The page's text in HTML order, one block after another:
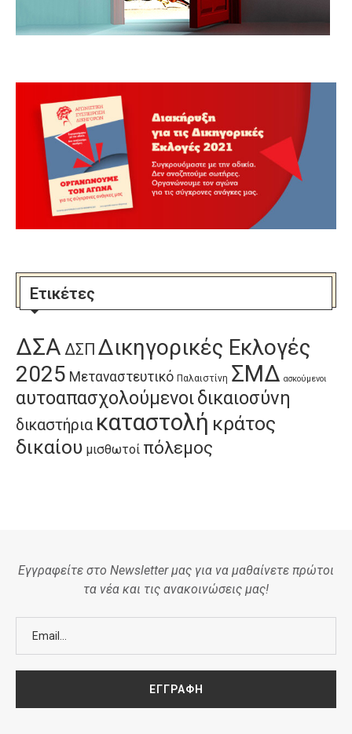
Ετικέτες
ΔΣΑ ΔΣΠ Δικηγορικές Εκλογές
2025 Μεταναστευτικό Παλαιστίνη ΣΜΔ ασκούμενοι
αυτοαπασχολούμενοιδικαιοσύνη
δικαστήρια καταστολή κράτος
δικαίου μισθωτοί πόλεμος
Εγγραφείτε στο Newsletter μας για να μαθαίνετε πρώτοι
τα νέα και τις ανακοινώσεις μας!